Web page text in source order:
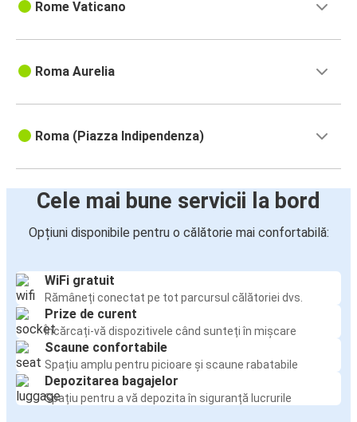
Rome Vaticano
Roma Aurelia
Roma (Piazza Indipendenza)
Cele mai bune servicii la bord
Opțiuni disponibile pentru o călătorie mai confortabilă:
WiFi gratuit
Rămâneți conectat pe tot parcursul călătoriei dvs.
Prize de curent
Încărcați-vă dispozitivele când sunteți în mișcare
Scaune confortabile
Spațiu amplu pentru picioare și scaune rabatabile
Depozitarea bagajelor
Spațiu pentru a vă depozita în siguranță lucrurile